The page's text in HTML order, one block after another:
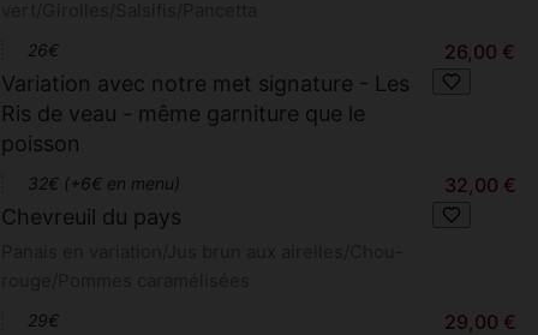
26€ 26,00 €
Variation avec notre met signature - Les
Ris de veau - même garniture que le
poisson
32€ (+6€ en menu) 32,00 €
Chevreuil du pays
29€ 29,00 €